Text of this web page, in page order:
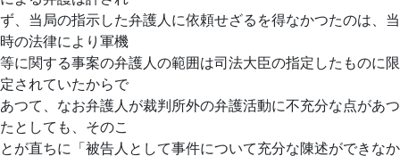
ず、当局の指示した弁護人に依頼せざるを得なかつたのは、当
時の法律により軍機
等に関する事案の弁護人の範囲は司法大臣の指定したものに限
定されていたからで
あつて、なお弁護人が裁判所外の弁護活動に不充分な点があつ
たとしても、そのこ
とが直ちに「被告人として事件について充分な陳述ができなか